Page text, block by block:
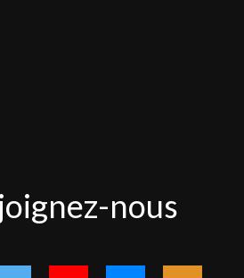
nous nous